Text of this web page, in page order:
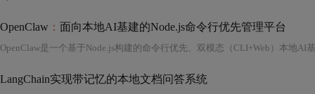
OpenClaw ： 面向本地AI基建的Node.js命令行优先管理平台
LangChain实现带记忆的本地文档问答系统